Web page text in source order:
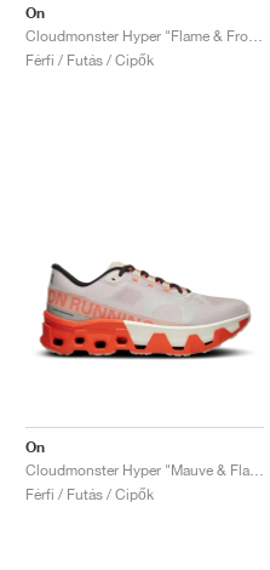
On
Férfi / Futás / Cipők
On
Férfi / Futás / Cipők